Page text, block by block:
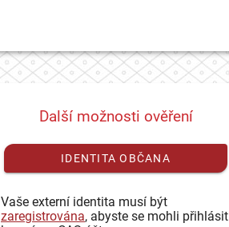
Další možnosti ověření
IDENTITA OBČANA
Vaše externí identita musí být
zaregistrována, abyste se mohli přihlásit